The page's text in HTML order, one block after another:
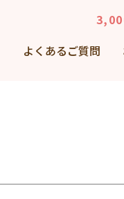
よくあるご質問